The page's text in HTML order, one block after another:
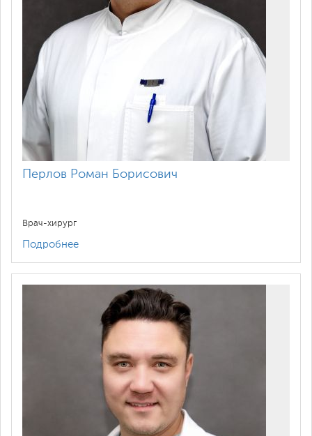
Перлов Роман Борисович
Врач-хирург
Подробнее